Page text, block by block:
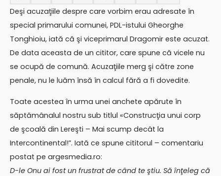
Deşi acuzaţiile despre care vorbim erau adresate în
special primarului comunei, PDL-istului Gheorghe
Tonghioiu, iată că şi viceprimarul Dragomir este acuzat.
De data aceasta de un cititor, care spune că vicele nu
se ocupă de comună. Acuzaţiile merg şi către zone
penale, nu le luăm însă în calcul fără a fi dovedite.
Toate acestea în urma unei anchete apărute în
săptămânalul nostru sub titlul «Construcţia unui corp
de şcoală din Lereşti – Mai scump decât la
Intercontinental!”. Iată ce spune cititorul – comentariu
postat pe argesmedia.ro:
D-le Onu ai fost un frustrat de când te ştiu. Să înţeleg că